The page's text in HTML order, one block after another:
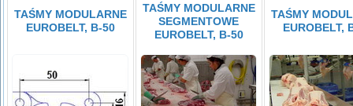
TAŚMY MODULARNE
EUROBELT, B-50
TAŚMY MODULARNE
SEGMENTOWE
EUROBELT, B-50
TAŚMY
EUROBELT,